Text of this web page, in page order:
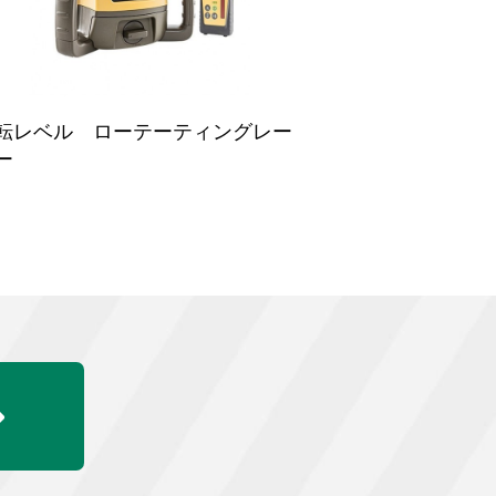
レベル ローテーティングレー